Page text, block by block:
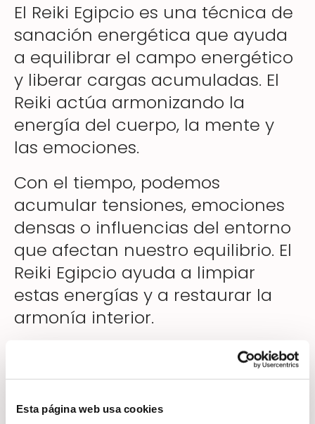
Esta página web usa cookies
El Reiki Egipcio es una técnica de
sanación energética que ayuda
a equilibrar el campo energético
y liberar cargas acumuladas. El
Reiki actúa armonizando la
energía del cuerpo, la mente y
las emociones.
Con el tiempo, podemos
acumular tensiones, emociones
densas o influencias del entorno
que afectan nuestro equilibrio. El
Reiki Egipcio ayuda a limpiar
estas energías y a restaurar la
armonía interior.
Liberar energía negativa y
recuperar equilibrio